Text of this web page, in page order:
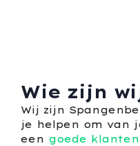
Wie zijn
Wij zijn
je helpen om van
een goede